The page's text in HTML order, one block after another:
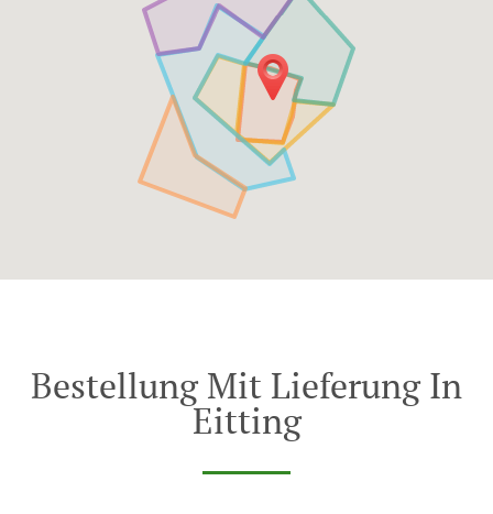
Bestellung Mit Lieferung In
Eitting